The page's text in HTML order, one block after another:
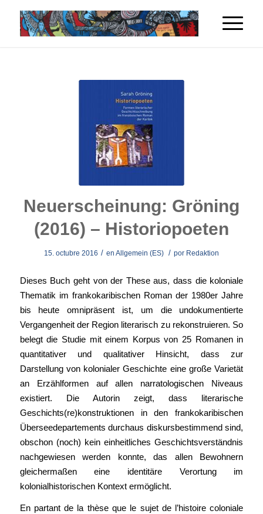
Neuerscheinung: Gröning
(2016) – Historiopoeten
15. octubre 2016 / en Allgemein (ES) / por Redaktion
Dieses Buch geht von der These aus, dass die koloniale
Thematik im frankokaribischen Roman der 1980er Jahre
bis heute omnipräsent ist, um die undokumentierte
Vergangenheit der Region literarisch zu rekonstruieren. So
belegt die Studie mit einem Korpus von 25 Romanen in
quantitativer und qualitativer Hinsicht, dass zur
Darstellung von kolonialer Geschichte eine große Varietät
an Erzählformen auf allen narratologischen Niveaus
existiert. Die Autorin zeigt, dass literarische
Geschichts(re)konstruktionen in den frankokaribischen
Überseedepartements durchaus diskursbestimmend sind,
obschon (noch) kein einheitliches Geschichtsverständnis
nachgewiesen werden konnte, das allen Bewohnern
gleichermaßen eine identitäre Verortung im
kolonialhistorischen Kontext ermöglicht.
En partant de la thèse que le sujet de l’histoire coloniale